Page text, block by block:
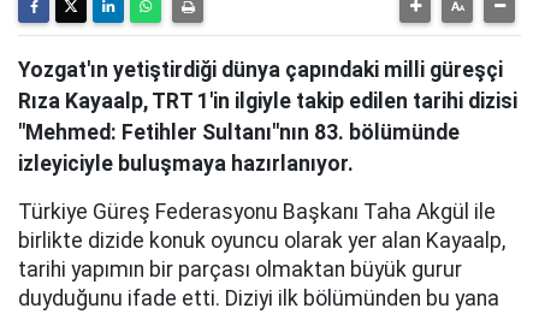
Yozgat'ın yetiştirdiği dünya çapındaki milli güreşçi
Rıza Kayaalp, TRT 1'in ilgiyle takip edilen tarihi dizisi
"Mehmed: Fetihler Sultanı"nın 83. bölümünde
izleyiciyle buluşmaya hazırlanıyor.
Türkiye Güreş Federasyonu Başkanı Taha Akgül ile
birlikte dizide konuk oyuncu olarak yer alan Kayaalp,
tarihi yapımın bir parçası olmaktan büyük gurur
duyduğunu ifade etti. Diziyi ilk bölümünden bu yana